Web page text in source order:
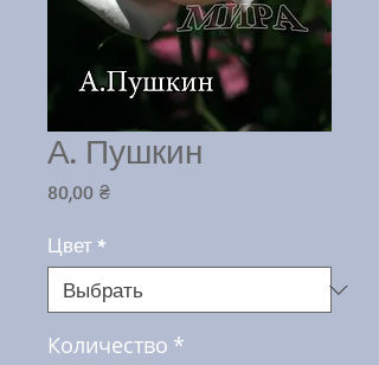
А. Пушкин
80,00 ₴Цена
Цвет*
Количество *